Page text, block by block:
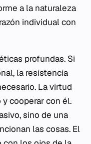
a la naturaleza
individual con
profundas. Si
la resistencia
La virtud
cooperar con él.
sino de una
las cosas. El